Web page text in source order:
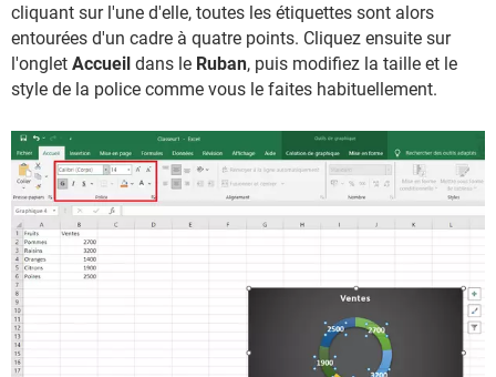
cliquant sur l'une d'elle, toutes les étiquettes sont alors
entourées d'un cadre à quatre points. Cliquez ensuite sur
l'onglet Accueil dans le Ruban, puis modifiez la taille et le
style de la police comme vous le faites habituellement.